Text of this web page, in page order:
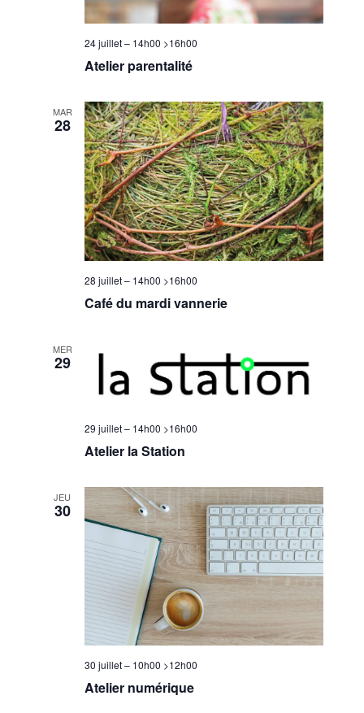
Atelier parentalité
24 juillet – 14h00 >16h00
MAR
28
Café du mardi vannerie
28 juillet – 14h00 >16h00
MER
29
Atelier la Station
29 juillet – 14h00 >16h00
JEU
30
Atelier numérique
30 juillet – 10h00 >12h00